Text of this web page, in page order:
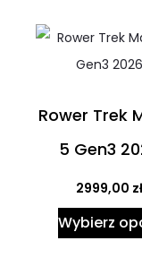
Rower Trek
5 Gen3
2999,00 zł
Wybierz